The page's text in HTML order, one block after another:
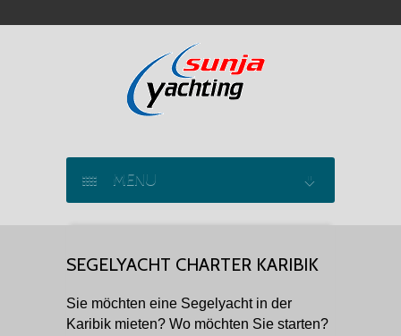
MENU
KATAMARAN CHARTER
MOTORYACHT CHARTER
SEGELYACHT CHARTER KARIBIK
Sie möchten eine Segelyacht in der
Karibik mieten? Wo möchten Sie starten?